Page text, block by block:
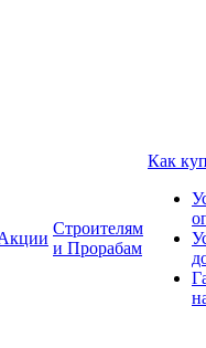
Строителям
и Прорабам
Как